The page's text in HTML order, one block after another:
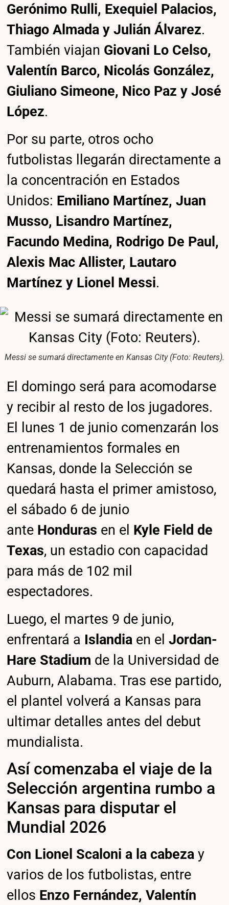
Gerónimo Rulli, Exequiel Palacios,
Thiago Almada y Julián Álvarez.
También viajan Giovani Lo Celso,
Valentín Barco, Nicolás González,
Giuliano Simeone, Nico Paz y José
López.
Por su parte, otros ocho
futbolistas llegarán directamente a
la concentración en Estados
Unidos: Emiliano Martínez, Juan
Musso, Lisandro Martínez,
Facundo Medina, Rodrigo De Paul,
Alexis Mac Allister, Lautaro
Martínez y Lionel Messi.
Messi se sumará directamente en Kansas City (Foto: Reuters).
El domingo será para acomodarse
y recibir al resto de los jugadores.
El lunes 1 de junio comenzarán los
entrenamientos formales en
Kansas, donde la Selección se
quedará hasta el primer amistoso,
el sábado 6 de junio
ante Honduras en el Kyle Field de
Texas, un estadio con capacidad
para más de 102 mil
espectadores.
Luego, el martes 9 de junio,
enfrentará a Islandia en elJordan-
Hare Stadium de la Universidad de
Auburn, Alabama. Tras ese partido,
el plantel volverá a Kansas para
ultimar detalles antes del debut
mundialista.
Así comenzaba el viaje de la
Selección argentina rumbo a
Kansas para disputar el
Mundial 2026
Con Lionel Scaloni a la cabeza y
varios de los futbolistas, entre
ellos Enzo Fernández, Valentín